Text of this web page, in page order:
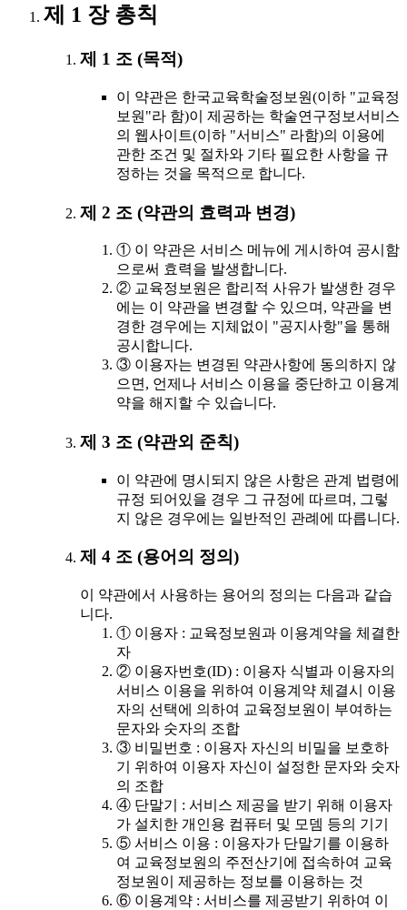
제 1 장 총칙
제 1 조 (목적)
이 약관은 한국교육학술정보원(이하 "교육정
보원"라 함)이 제공하는 학술연구정보서비스
의 웹사이트(이하 "서비스" 라함)의 이용에
관한 조건 및 절차와 기타 필요한 사항을 규
정하는 것을 목적으로 합니다.
제 2 조 (약관의 효력과 변경)
① 이 약관은 서비스 메뉴에 게시하여 공시함
으로써 효력을 발생합니다.
② 교육정보원은 합리적 사유가 발생한 경우
에는 이 약관을 변경할 수 있으며, 약관을 변
경한 경우에는 지체없이 "공지사항"을 통해
공시합니다.
③ 이용자는 변경된 약관사항에 동의하지 않
으면, 언제나 서비스 이용을 중단하고 이용계
약을 해지할 수 있습니다.
제 3 조 (약관외 준칙)
이 약관에 명시되지 않은 사항은 관계 법령에
규정 되어있을 경우 그 규정에 따르며, 그렇
지 않은 경우에는 일반적인 관례에 따릅니다.
제 4 조 (용어의 정의)
이 약관에서 사용하는 용어의 정의는 다음과 같습
니다.
① 이용자 : 교육정보원과 이용계약을 체결한
자
② 이용자번호(ID) : 이용자 식별과 이용자의
서비스 이용을 위하여 이용계약 체결시 이용
자의 선택에 의하여 교육정보원이 부여하는
문자와 숫자의 조합
③ 비밀번호 : 이용자 자신의 비밀을 보호하
기 위하여 이용자 자신이 설정한 문자와 숫자
의 조합
④ 단말기 : 서비스 제공을 받기 위해 이용자
가 설치한 개인용 컴퓨터 및 모뎀 등의 기기
⑤ 서비스 이용 : 이용자가 단말기를 이용하
여 교육정보원의 주전산기에 접속하여 교육
정보원이 제공하는 정보를 이용하는 것
⑥ 이용계약 : 서비스를 제공받기 위하여 이